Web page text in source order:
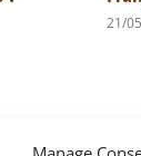
21/